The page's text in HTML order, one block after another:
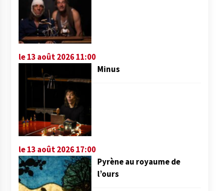
le 13 août 2026 11:00
Minus
le 13 août 2026 17:00
Pyrène au royaume de
l’ours